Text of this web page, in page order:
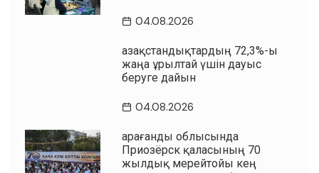
04.08.2026
Қазақстандықтардың 72,3%-ы
жаңа Құрылтай үшін дауыс
беруге дайын
04.08.2026
Қарағанды облысында
Приозёрск қаласының 70
жылдық мерейтойы кең